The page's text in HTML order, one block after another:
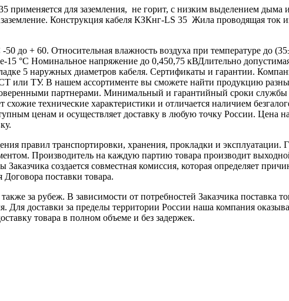
для заземления, не горит, с низким выделением дыма
Конструкция кабеля КЗКнг-LS 35 Жила проводящая
до + 60. Относительная влажность воздуха при температуре до
°C Номинальное напряжение до 0,450,75 кВДлительно
5 наружных диаметров кабеля. Сертификаты и гарантии.
или ТУ. В нашем ассортименте вы сможете найти продукцию
партнерами. Минимальный и гарантийный сроки службы
технические характеристики и отличается наличием
ценам и осуществляет доставку в любую точку России. Цена на
правил транспортировки, хранения, прокладки и эксплуатации.
Производитель на каждую партию товара производит
создается совместная комиссия, которая определяет
поставки товара.
за рубеж. В зависимости от потребностей Заказчика поставка
доставки за пределы территории России наша компания
товара в полном объеме и без задержек.